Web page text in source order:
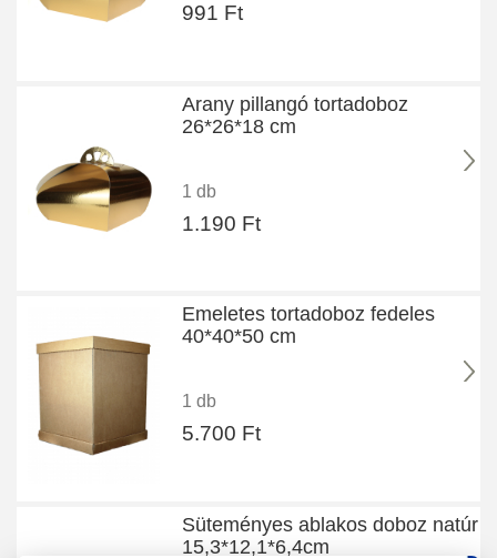
991 Ft
Arany pillangó tortadoboz
26*26*18 cm
1 db
1.190 Ft
Emeletes tortadoboz fedeles
40*40*50 cm
1 db
5.700 Ft
Süteményes ablakos doboz natúr
15,3*12,1*6,4cm